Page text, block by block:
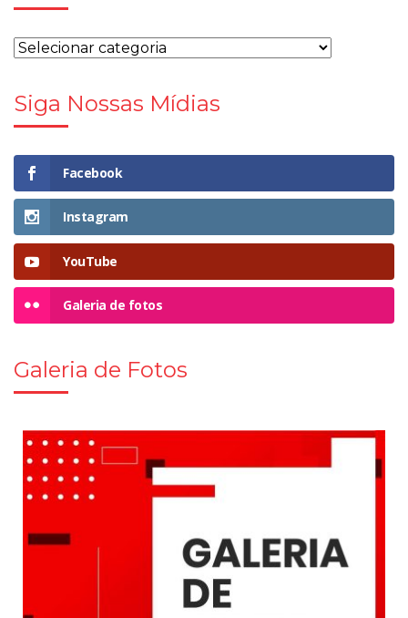
Siga Nossas Mídias
Facebook
Instagram
YouTube
Galeria de fotos
Galeria de Fotos